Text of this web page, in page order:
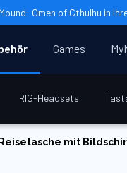
Omen of Cthulhu in
RIG-Headsets
Games
mit